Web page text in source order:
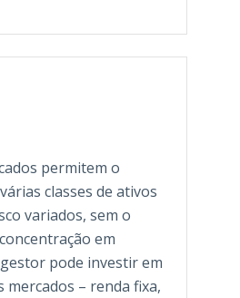
permitem o
classes de ativos
variados, sem o
em
pode investir em
mercados – renda fixa,